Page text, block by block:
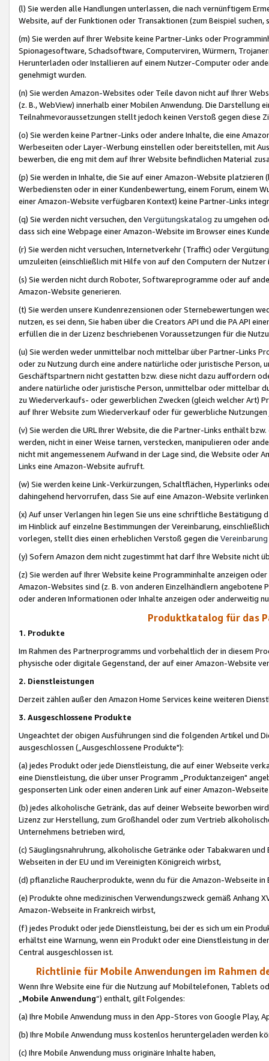
(l) Sie werden alle Handlungen unterlassen, die nach vernünftigem
Website, auf der Funktionen oder Transaktionen (zum Beispiel
(m) Sie werden auf Ihrer Website keine Partner-Links oder
Spionagesoftware, Schadsoftware, Computerviren, Würmern,
Herunterladen oder Installieren auf einem Nutzer-Computer oder
genehmigt wurden.
(n) Sie werden Amazon-Websites oder Teile davon nicht auf Ihrer
(z. B., WebView) innerhalb einer Mobilen Anwendung. Die Darstellung
Teilnahmevoraussetzungen stellt jedoch keinen Verstoß gegen diese
(o) Sie werden keine Partner-Links oder andere Inhalte, die eine
Werbeseiten oder Layer-Werbung einstellen oder bereitstellen, mit
bewerben, die eng mit dem auf Ihrer Website befindlichen Material
(p) Sie werden in Inhalte, die Sie auf einer Amazon-Website
Werbediensten oder in einer Kundenbewertung, einem Forum, einem
einer Amazon-Website verfügbaren Kontext) keine Partner-Links
(q) Sie werden nicht versuchen, den Vergütungskatalog zu umgehen
dass sich eine Webpage einer Amazon-Website im Browser eines
(r) Sie werden nicht versuchen, Internetverkehr (Traffic) oder
umzuleiten (einschließlich mit Hilfe von auf den Computern der
(s) Sie werden nicht durch Roboter, Softwareprogramme oder auf
Amazon-Website generieren.
(t) Sie werden unsere Kundenrezensionen oder Sternebewertungen
nutzen, es sei denn, Sie haben über die Creators API und die PA API
erfüllen die in der Lizenz beschriebenen Voraussetzungen für die
(u) Sie werden weder unmittelbar noch mittelbar über Partner-Links
oder zu Nutzung durch eine andere natürliche oder juristische
Geschäftspartnern nicht gestatten bzw. diese nicht dazu auffordern
andere natürliche oder juristische Person, unmittelbar oder mittelbar
zu Wiederverkaufs- oder gewerblichen Zwecken (gleich welcher Art)
auf Ihrer Website zum Wiederverkauf oder für gewerbliche
(v) Sie werden die URL Ihrer Website, die die Partner-Links enthält
werden, nicht in einer Weise tarnen, verstecken, manipulieren oder
nicht mit angemessenem Aufwand in der Lage sind, die Website oder
Links eine Amazon-Website aufruft.
(w) Sie werden keine Link-Verkürzungen, Schaltflächen, Hyperlinks
dahingehend hervorrufen, dass Sie auf eine Amazon-Website
(x) Auf unser Verlangen hin legen Sie uns eine schriftliche
im Hinblick auf einzelne Bestimmungen der Vereinbarung,
vorlegen, stellt dies einen erheblichen Verstoß gegen die Vereinbarung
(y) Sofern Amazon dem nicht zugestimmt hat darf Ihre Website nicht
(z) Sie werden auf Ihrer Website keine Programminhalte anzeigen
Amazon-Websites sind (z. B. von anderen Einzelhändlern
oder anderen Informationen oder Inhalte anzeigen oder anderweitig
Produktkatalog für das
1. Produkte
Im Rahmen des Partnerprogramms und vorbehaltlich der in diesem
physische oder digitale Gegenstand, der auf einer Amazon-Website
2. Dienstleistungen
Derzeit zählen außer den Amazon Home Services keine weiteren
3. Ausgeschlossene Produkte
Ungeachtet der obigen Ausführungen sind die folgenden Artikel und
ausgeschlossen („Ausgeschlossene Produkte"):
(a) jedes Produkt oder jede Dienstleistung, die auf einer Webseite
eine Dienstleistung, die über unser Programm „Produktanzeigen"
gesponserten Link oder einen anderen Link auf einer Amazon-
(b) jedes alkoholische Getränk, das auf deiner Webseite beworben
Lizenz zur Herstellung, zum Großhandel oder zum Vertrieb
Unternehmens betrieben wird,
(c) Säuglingsnahruhrung, alkoholische Getränke oder Tabakwaren
Webseiten in der EU und im Vereinigten Königreich wirbst,
(d) pflanzliche Raucherprodukte, wenn du für die Amazon-Webseite in
(e) Produkte ohne medizinischen Verwendungszweck gemäß Anhang
Amazon-Webseite in Frankreich wirbst,
(f) jedes Produkt oder jede Dienstleistung, bei der es sich um ein
erhältst eine Warnung, wenn ein Produkt oder eine Dienstleistung in
Central ausgeschlossen ist.
Richtlinie für Mobile Anwendungen im Rahmen
Wenn Ihre Website eine für die Nutzung auf Mobiltelefonen, Tablets
„Mobile Anwendung“) enthält, gilt Folgendes:
(a) Ihre Mobile Anwendung muss in den App-Stores von Google Play,
(b) Ihre Mobile Anwendung muss kostenlos heruntergeladen werden
(c) Ihre Mobile Anwendung muss originäre Inhalte haben,